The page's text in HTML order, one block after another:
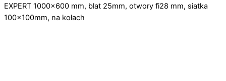
EXPERT 1000×600 mm, blat 25mm, otwory fi28 mm, siatka
100x100mm, na kołach